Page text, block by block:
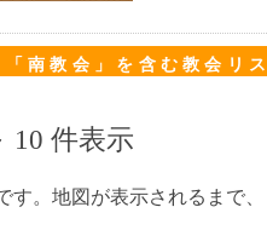
「南教会」を含む教会リ
10 件表示
す。地図が表示されるまで